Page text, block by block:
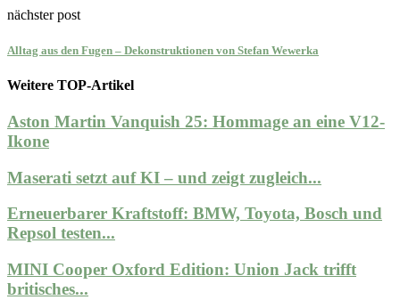
nächster post
Alltag aus den Fugen – Dekonstruktionen von Stefan Wewerka
Weitere TOP-Artikel
Aston Martin Vanquish 25: Hommage an eine V12-
Ikone
Maserati setzt auf KI – und zeigt zugleich...
Erneuerbarer Kraftstoff: BMW, Toyota, Bosch und
Repsol testen...
MINI Cooper Oxford Edition: Union Jack trifft
britisches...